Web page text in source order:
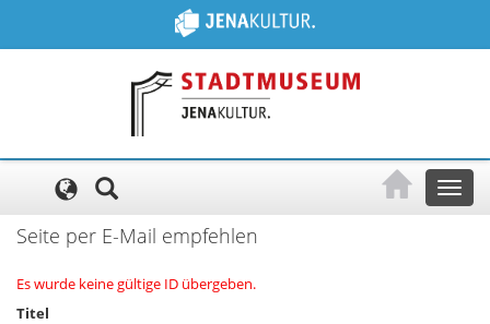
Toggle
Seite per E-Mail empfehlen
Es wurde keine gültige ID übergeben.
Titel